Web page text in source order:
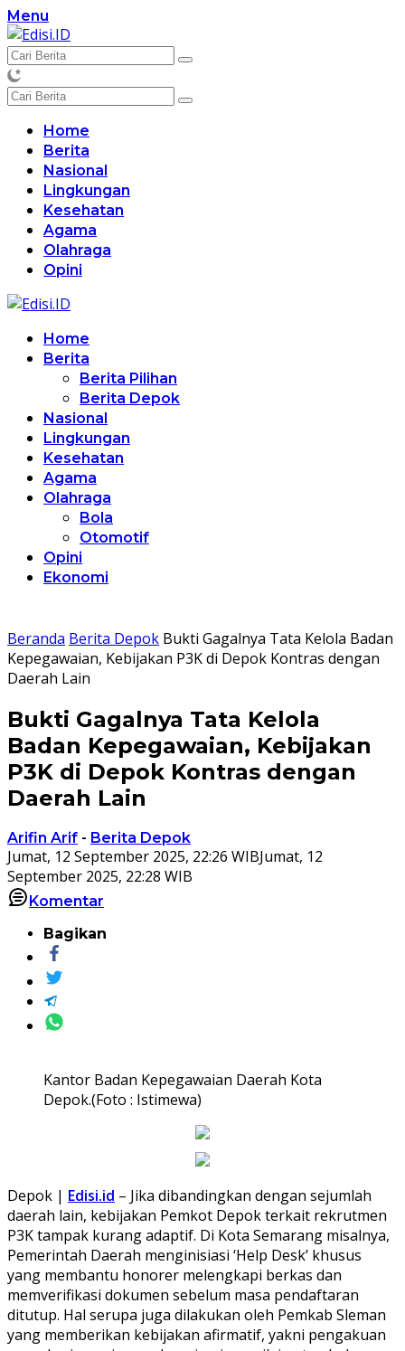
Langsung
ke
konten
Menu
Home
Berita
Nasional
Lingkungan
Kesehatan
Agama
Olahraga
Opini
Home
Berita
Berita Pilihan
Berita Depok
Nasional
Lingkungan
Kesehatan
Agama
Olahraga
Bola
Otomotif
Opini
Ekonomi
Beranda Berita Depok Bukti Gagalnya Tata Kelola Badan
Kepegawaian, Kebijakan P3K di Depok Kontras dengan
Daerah Lain
Bukti Gagalnya Tata Kelola
Badan Kepegawaian, Kebijakan
P3K di Depok Kontras dengan
Daerah Lain
Arifin Arif - Berita Depok
Jumat, 12 September 2025, 22:26 WIBJumat, 12
September 2025, 22:28 WIB
Komentar
Bagikan
Kantor Badan Kepegawaian Daerah Kota
Depok.(Foto : Istimewa)
Depok | Edisi.id – Jika dibandingkan dengan sejumlah
daerah lain, kebijakan Pemkot Depok terkait rekrutmen
P3K tampak kurang adaptif. Di Kota Semarang misalnya,
Pemerintah Daerah menginisiasi ‘Help Desk’ khusus
yang membantu honorer melengkapi berkas dan
memverifikasi dokumen sebelum masa pendaftaran
ditutup. Hal serupa juga dilakukan oleh Pemkab Sleman
yang memberikan kebijakan afirmatif, yakni pengakuan